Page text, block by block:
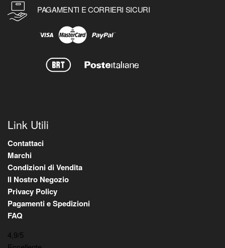
PAGAMENTI E CORRIERI SICURI
Link Utili
Contattaci
Marchi
Condizioni di Vendita
Il Nostro Negozio
Privacy Policy
Pagamenti e Spedizioni
FAQ
4,9/5